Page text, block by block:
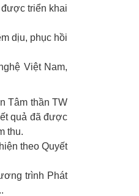
triển khai
dịu, phục hồi
Việt Nam,
Tâm thần TW
quả đã được
thu.
theo Quyết
trình Phát